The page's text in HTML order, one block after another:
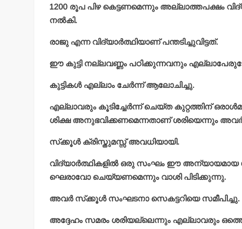
1200 രൂപ പിഴ കെട്ടണമെന്നും അല്ലാത്തപക്ഷം
നല്‍കി.
രാജു എന്ന വിദ്യാര്‍ത്ഥിയാണ് പന്തടിച്ചുവിട്ടത്.
ഈ കുട്ടി നല്ലവണ്ണം പഠിക്കുന്നവനും
കുട്ടികള്‍ എല്ലാം ചേര്‍ന്ന് ആലോചിച്ചു.
എല്ലാവരും കൂടിച്ചേര്‍ന്ന് ചെയ്ത കുറ്റത്തിന്
ശിക്ഷ അനുഭവിക്കണമെന്നതാണ് ശരിയെന്നും അവര്‍
സ്‌ക്കൂള്‍ ക്രിസ്തുമസ്സ് അവധിയായി.
വിദ്യാര്‍ത്ഥികളില്‍ ഒരു സംഘം ഈ അന്യായമായ
ഘെരാവോ ചെയ്യണമെന്നും വാശി പിടിക്കുന്നു.
അവര്‍ സ്‌ക്കൂള്‍ സംഘടനാ സെകട്ടറിയെ സമീപിച്ചു.
അദ്ദേഹം സമരം ശരിയല്ലെന്നും എല്ലാവരും